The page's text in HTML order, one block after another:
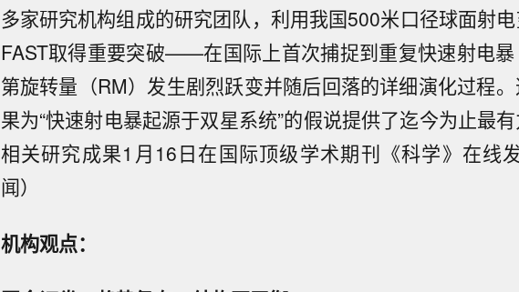
多家研究机构组成的研究团队，利用我国500米口径球面射
FAST取得重要突破——在国际上首次捕捉到重复快速射电暴
第旋转量（RM）发生剧烈跃变并随后回落的详细演化过程
果为“快速射电暴起源于双星系统”的假说提供了迄今为止最有
相关研究成果1月16日在国际顶级学术期刊《科学》在线
闻）
机构观点：